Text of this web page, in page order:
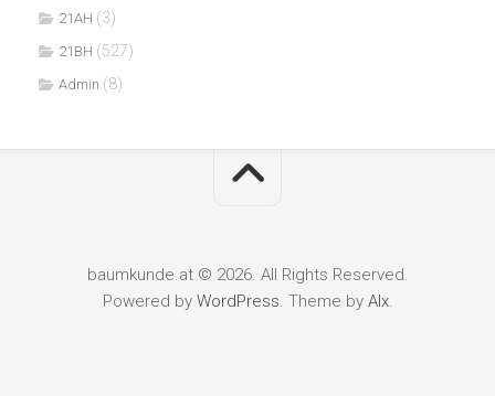
21AH (3)
21BH (527)
Admin (8)
baumkunde.at © 2026. All Rights Reserved.
Powered by WordPress. Theme by Alx.